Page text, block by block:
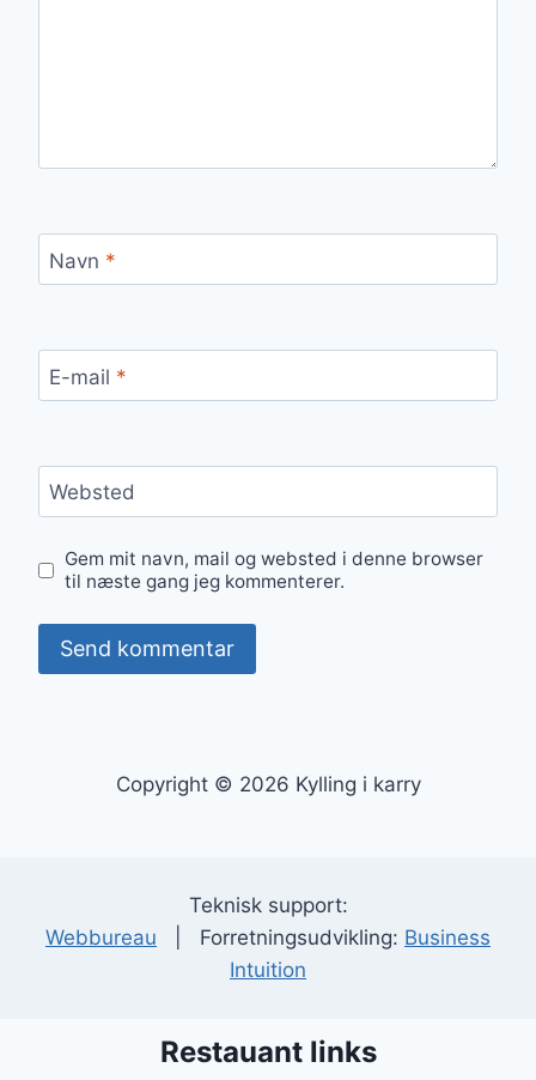
Navn *
E-mail *
Websted
Gem mit navn, mail og websted i denne browser
til næste gang jeg kommenterer.
Copyright © 2026 Kylling i karry
Teknisk support:
Webbureau | Forretningsudvikling: Business
Intuition
Restauant links